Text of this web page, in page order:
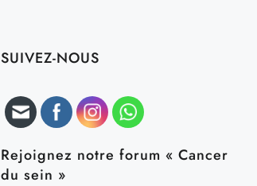
SUIVEZ-NOUS
Rejoignez notre forum « Cancer
du sein »